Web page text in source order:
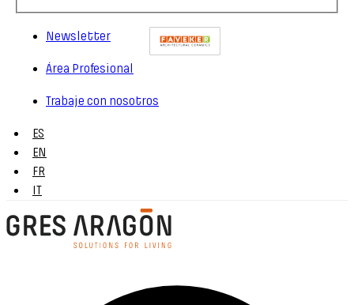
Newsletter
Área Profesional
Trabaje con nosotros
ES
EN
FR
IT